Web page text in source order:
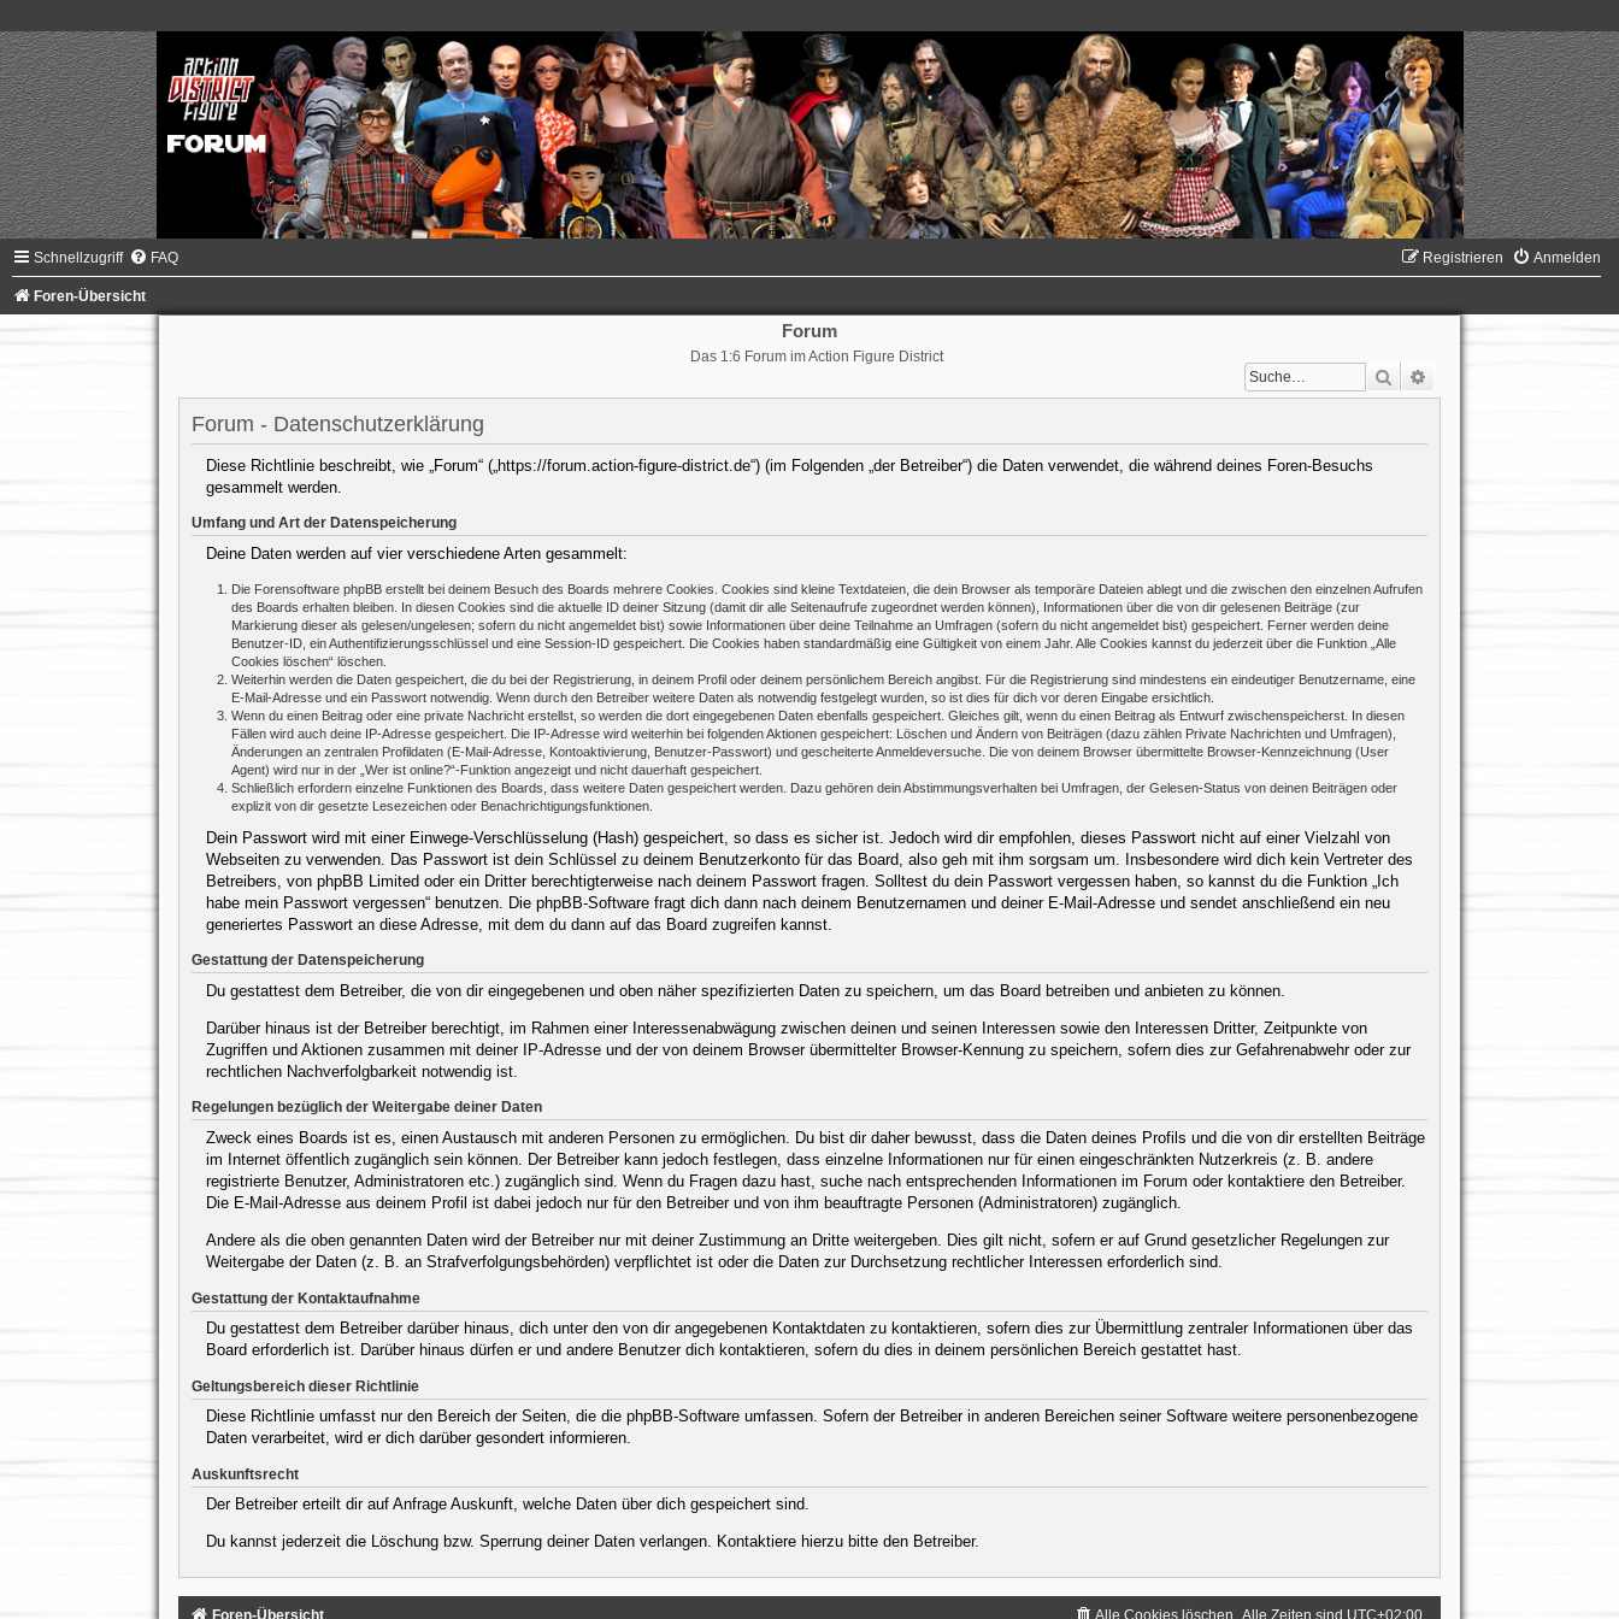
Schnellzugriff FAQ Anmelden
Registrieren
Foren-Übersicht
Forum
Das 1:6 Forum im Action Figure District
Suche
Forum - Datenschutzerklärung
Diese Richtlinie beschreibt, wie „Forum“ („https://forum.action-figure-district.de“) (im Folgenden „der Betreiber“) die Daten verwendet, die während deines Foren-Besuchs
gesammelt werden.
Umfang und Art der Datenspeicherung
Deine Daten werden auf vier verschiedene Arten gesammelt:
Die Forensoftware phpBB erstellt bei deinem Besuch des Boards mehrere Cookies. Cookies sind kleine Textdateien, die dein Browser als temporäre Dateien ablegt und die zwischen den einzelnen Aufrufen
des Boards erhalten bleiben. In diesen Cookies sind die aktuelle ID deiner Sitzung (damit dir alle Seitenaufrufe zugeordnet werden können), Informationen über die von dir gelesenen Beiträge (zur
Markierung dieser als gelesen/ungelesen; sofern du nicht angemeldet bist) sowie Informationen über deine Teilnahme an Umfragen (sofern du nicht angemeldet bist) gespeichert. Ferner werden deine
Benutzer-ID, ein Authentifizierungsschlüssel und eine Session-ID gespeichert. Die Cookies haben standardmäßig eine Gültigkeit von einem Jahr. Alle Cookies kannst du jederzeit über die Funktion „Alle
Cookies löschen“ löschen.
Weiterhin werden die Daten gespeichert, die du bei der Registrierung, in deinem Profil oder deinem persönlichem Bereich angibst. Für die Registrierung sind mindestens ein eindeutiger Benutzername, eine
E-Mail-Adresse und ein Passwort notwendig. Wenn durch den Betreiber weitere Daten als notwendig festgelegt wurden, so ist dies für dich vor deren Eingabe ersichtlich.
Wenn du einen Beitrag oder eine private Nachricht erstellst, so werden die dort eingegebenen Daten ebenfalls gespeichert. Gleiches gilt, wenn du einen Beitrag als Entwurf zwischenspeicherst. In diesen
Fällen wird auch deine IP-Adresse gespeichert. Die IP-Adresse wird weiterhin bei folgenden Aktionen gespeichert: Löschen und Ändern von Beiträgen (dazu zählen Private Nachrichten und Umfragen),
Änderungen an zentralen Profildaten (E-Mail-Adresse, Kontoaktivierung, Benutzer-Passwort) und gescheiterte Anmeldeversuche. Die von deinem Browser übermittelte Browser-Kennzeichnung (User
Agent) wird nur in der „Wer ist online?“-Funktion angezeigt und nicht dauerhaft gespeichert.
Schließlich erfordern einzelne Funktionen des Boards, dass weitere Daten gespeichert werden. Dazu gehören dein Abstimmungsverhalten bei Umfragen, der Gelesen-Status von deinen Beiträgen oder
explizit von dir gesetzte Lesezeichen oder Benachrichtigungsfunktionen.
Dein Passwort wird mit einer Einwege-Verschlüsselung (Hash) gespeichert, so dass es sicher ist. Jedoch wird dir empfohlen, dieses Passwort nicht auf einer Vielzahl von
Webseiten zu verwenden. Das Passwort ist dein Schlüssel zu deinem Benutzerkonto für das Board, also geh mit ihm sorgsam um. Insbesondere wird dich kein Vertreter des
Betreibers, von phpBB Limited oder ein Dritter berechtigterweise nach deinem Passwort fragen. Solltest du dein Passwort vergessen haben, so kannst du die Funktion „Ich
habe mein Passwort vergessen“ benutzen. Die phpBB-Software fragt dich dann nach deinem Benutzernamen und deiner E-Mail-Adresse und sendet anschließend ein neu
generiertes Passwort an diese Adresse, mit dem du dann auf das Board zugreifen kannst.
Gestattung der Datenspeicherung
Du gestattest dem Betreiber, die von dir eingegebenen und oben näher spezifizierten Daten zu speichern, um das Board betreiben und anbieten zu können.
Darüber hinaus ist der Betreiber berechtigt, im Rahmen einer Interessenabwägung zwischen deinen und seinen Interessen sowie den Interessen Dritter, Zeitpunkte von
Zugriffen und Aktionen zusammen mit deiner IP-Adresse und der von deinem Browser übermittelter Browser-Kennung zu speichern, sofern dies zur Gefahrenabwehr oder zur
rechtlichen Nachverfolgbarkeit notwendig ist.
Regelungen bezüglich der Weitergabe deiner Daten
Zweck eines Boards ist es, einen Austausch mit anderen Personen zu ermöglichen. Du bist dir daher bewusst, dass die Daten deines Profils und die von dir erstellten Beiträge
im Internet öffentlich zugänglich sein können. Der Betreiber kann jedoch festlegen, dass einzelne Informationen nur für einen eingeschränkten Nutzerkreis (z. B. andere
registrierte Benutzer, Administratoren etc.) zugänglich sind. Wenn du Fragen dazu hast, suche nach entsprechenden Informationen im Forum oder kontaktiere den Betreiber.
Die E-Mail-Adresse aus deinem Profil ist dabei jedoch nur für den Betreiber und von ihm beauftragte Personen (Administratoren) zugänglich.
Andere als die oben genannten Daten wird der Betreiber nur mit deiner Zustimmung an Dritte weitergeben. Dies gilt nicht, sofern er auf Grund gesetzlicher Regelungen zur
Weitergabe der Daten (z. B. an Strafverfolgungsbehörden) verpflichtet ist oder die Daten zur Durchsetzung rechtlicher Interessen erforderlich sind.
Gestattung der Kontaktaufnahme
Du gestattest dem Betreiber darüber hinaus, dich unter den von dir angegebenen Kontaktdaten zu kontaktieren, sofern dies zur Übermittlung zentraler Informationen über das
Board erforderlich ist. Darüber hinaus dürfen er und andere Benutzer dich kontaktieren, sofern du dies in deinem persönlichen Bereich gestattet hast.
Geltungsbereich dieser Richtlinie
Diese Richtlinie umfasst nur den Bereich der Seiten, die die phpBB-Software umfassen. Sofern der Betreiber in anderen Bereichen seiner Software weitere personenbezogene
Daten verarbeitet, wird er dich darüber gesondert informieren.
Auskunftsrecht
Der Betreiber erteilt dir auf Anfrage Auskunft, welche Daten über dich gespeichert sind.
Du kannst jederzeit die Löschung bzw. Sperrung deiner Daten verlangen. Kontaktiere hierzu bitte den Betreiber.
Foren-Übersicht Alle Zeiten sind UTC+02:00
Alle Cookies löschen